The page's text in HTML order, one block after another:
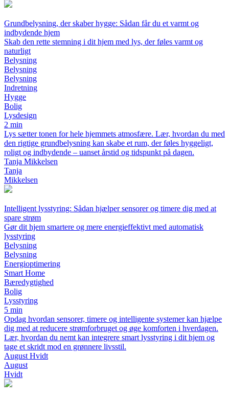
Grundbelysning, der skaber hygge: Sådan får du et varmt og
indbydende hjem
Skab den rette stemning i dit hjem med lys, der føles varmt og
naturligt
Belysning
Belysning
Belysning
Indretning
Hygge
Bolig
Lysdesign
2 min
Lys sætter tonen for hele hjemmets atmosfære. Lær, hvordan du med
den rigtige grundbelysning kan skabe et rum, der føles hyggeligt,
roligt og indbydende – uanset årstid og tidspunkt på dagen.
Tanja Mikkelsen
Tanja
Mikkelsen
Intelligent lysstyring: Sådan hjælper sensorer og timere dig med at
spare strøm
Gør dit hjem smartere og mere energieffektivt med automatisk
lysstyring
Belysning
Belysning
Energioptimering
Smart Home
Bæredygtighed
Bolig
Lysstyring
5 min
Opdag hvordan sensorer, timere og intelligente systemer kan hjælpe
dig med at reducere strømforbruget og øge komforten i hverdagen.
Lær, hvordan du nemt kan integrere smart lysstyring i dit hjem og
tage et skridt mod en grønnere livsstil.
August Hvidt
August
Hvidt